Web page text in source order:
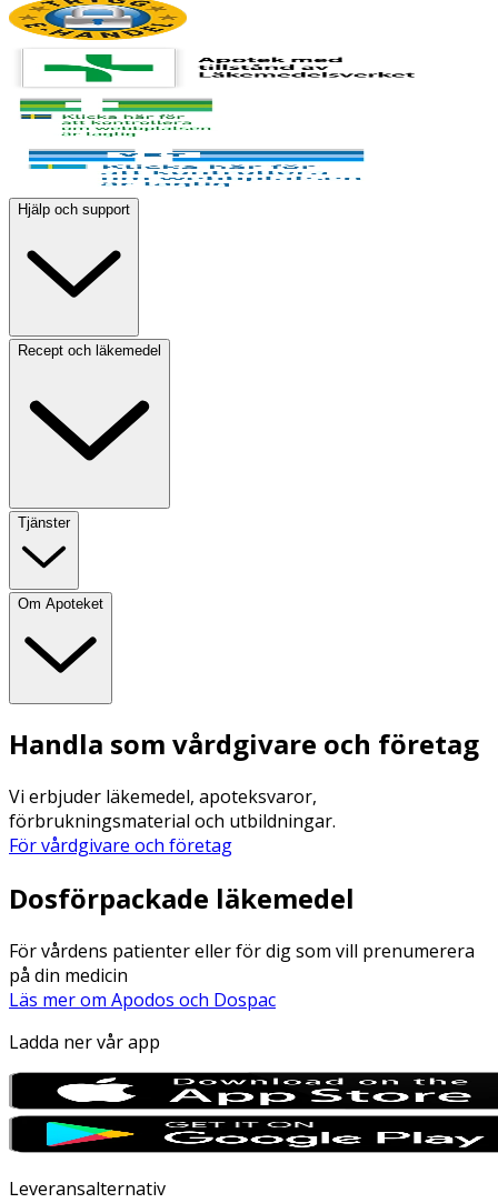
Hjälp och support
Recept och läkemedel
Tjänster
Om Apoteket
Handla som vårdgivare och företag
Vi erbjuder läkemedel, apoteksvaror,
förbrukningsmaterial och utbildningar.
För vårdgivare och företag
Dosförpackade läkemedel
För vårdens patienter eller för dig som vill prenumerera
på din medicin
Läs mer om Apodos och Dospac
Ladda ner vår app
Leveransalternativ